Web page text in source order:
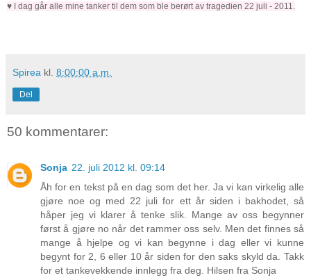
♥ I dag går alle mine tanker til dem som ble berørt av tragedien 22 juli - 2011.
Spirea kl. 8:00:00 a.m.
Del
50 kommentarer:
Sonja 22. juli 2012 kl. 09:14
Åh for en tekst på en dag som det her. Ja vi kan virkelig alle
gjøre noe og med 22 juli for ett år siden i bakhodet, så
håper jeg vi klarer å tenke slik. Mange av oss begynner
først å gjøre no når det rammer oss selv. Men det finnes så
mange å hjelpe og vi kan begynne i dag eller vi kunne
begynt for 2, 6 eller 10 år siden for den saks skyld da. Takk
for et tankevekkende innlegg fra deg. Hilsen fra Sonja